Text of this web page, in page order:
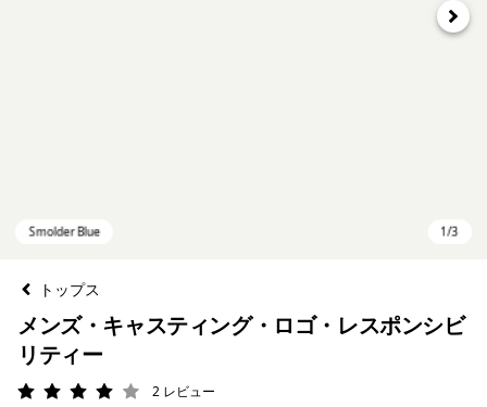
次へ
トップス
メンズ・キャスティング・ロゴ・レスポンシビ
リティー
評価: 4 / 5 2 レビュー